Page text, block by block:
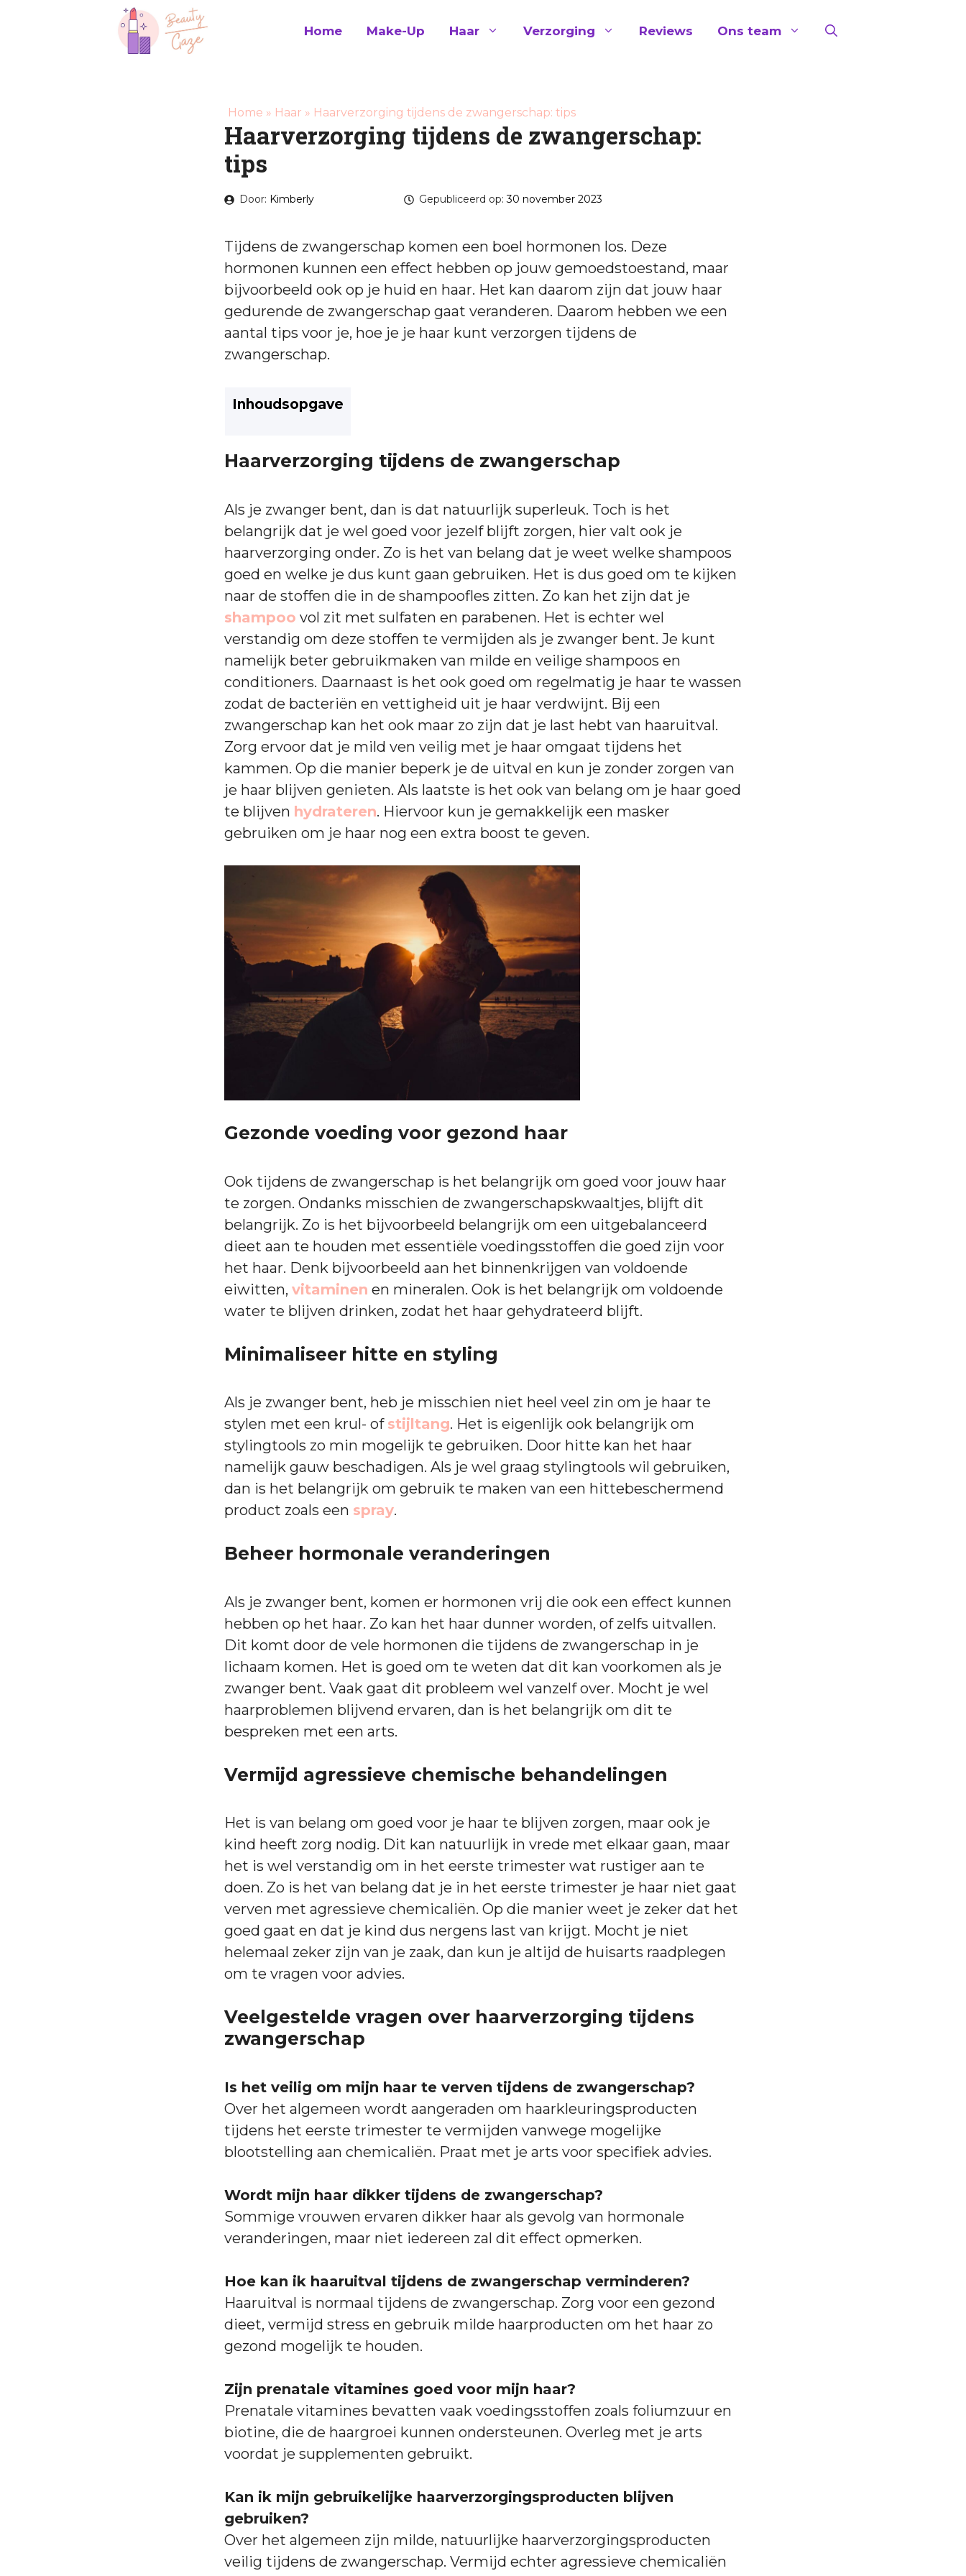
Home Make-Up Haar Verzorging Reviews Ons team
Home » Haar » Haarverzorging tijdens de zwangerschap: tips
Haarverzorging tijdens de zwangerschap:
tips
Door: Kimberly Gepubliceerd op:30 november 2023
Tijdens de zwangerschap komen een boel hormonen los. Deze
hormonen kunnen een effect hebben op jouw gemoedstoestand, maar
bijvoorbeeld ook op je huid en haar. Het kan daarom zijn dat jouw haar
gedurende de zwangerschap gaat veranderen. Daarom hebben we een
aantal tips voor je, hoe je je haar kunt verzorgen tijdens de
zwangerschap.
Inhoudsopgave
Haarverzorging tijdens de zwangerschap
Als je zwanger bent, dan is dat natuurlijk superleuk. Toch is het
belangrijk dat je wel goed voor jezelf blijft zorgen, hier valt ook je
haarverzorging onder. Zo is het van belang dat je weet welke shampoos
goed en welke je dus kunt gaan gebruiken. Het is dus goed om te kijken
naar de stoffen die in de shampoofles zitten. Zo kan het zijn dat je
shampoo vol zit met sulfaten en parabenen. Het is echter wel
verstandig om deze stoffen te vermijden als je zwanger bent. Je kunt
namelijk beter gebruikmaken van milde en veilige shampoos en
conditioners. Daarnaast is het ook goed om regelmatig je haar te wassen
zodat de bacteriën en vettigheid uit je haar verdwijnt. Bij een
zwangerschap kan het ook maar zo zijn dat je last hebt van haaruitval.
Zorg ervoor dat je mild ven veilig met je haar omgaat tijdens het
kammen. Op die manier beperk je de uitval en kun je zonder zorgen van
je haar blijven genieten. Als laatste is het ook van belang om je haar goed
te blijven hydrateren. Hiervoor kun je gemakkelijk een masker
gebruiken om je haar nog een extra boost te geven.
Gezonde voeding voor gezond haar
Ook tijdens de zwangerschap is het belangrijk om goed voor jouw haar
te zorgen. Ondanks misschien de zwangerschapskwaaltjes, blijft dit
belangrijk. Zo is het bijvoorbeeld belangrijk om een uitgebalanceerd
dieet aan te houden met essentiële voedingsstoffen die goed zijn voor
het haar. Denk bijvoorbeeld aan het binnenkrijgen van voldoende
eiwitten, vitaminen en mineralen. Ook is het belangrijk om voldoende
water te blijven drinken, zodat het haar gehydrateerd blijft.
Minimaliseer hitte en styling
Als je zwanger bent, heb je misschien niet heel veel zin om je haar te
stylen met een krul- of stijltang. Het is eigenlijk ook belangrijk om
stylingtools zo min mogelijk te gebruiken. Door hitte kan het haar
namelijk gauw beschadigen. Als je wel graag stylingtools wil gebruiken,
dan is het belangrijk om gebruik te maken van een hittebeschermend
product zoals een spray.
Beheer hormonale veranderingen
Als je zwanger bent, komen er hormonen vrij die ook een effect kunnen
hebben op het haar. Zo kan het haar dunner worden, of zelfs uitvallen.
Dit komt door de vele hormonen die tijdens de zwangerschap in je
lichaam komen. Het is goed om te weten dat dit kan voorkomen als je
zwanger bent. Vaak gaat dit probleem wel vanzelf over. Mocht je wel
haarproblemen blijvend ervaren, dan is het belangrijk om dit te
bespreken met een arts.
Vermijd agressieve chemische behandelingen
Het is van belang om goed voor je haar te blijven zorgen, maar ook je
kind heeft zorg nodig. Dit kan natuurlijk in vrede met elkaar gaan, maar
het is wel verstandig om in het eerste trimester wat rustiger aan te
doen. Zo is het van belang dat je in het eerste trimester je haar niet gaat
verven met agressieve chemicaliën. Op die manier weet je zeker dat het
goed gaat en dat je kind dus nergens last van krijgt. Mocht je niet
helemaal zeker zijn van je zaak, dan kun je altijd de huisarts raadplegen
om te vragen voor advies.
Veelgestelde vragen over haarverzorging tijdens
zwangerschap
Is het veilig om mijn haar te verven tijdens de zwangerschap?
Over het algemeen wordt aangeraden om haarkleuringsproducten
tijdens het eerste trimester te vermijden vanwege mogelijke
blootstelling aan chemicaliën. Praat met je arts voor specifiek advies.
Wordt mijn haar dikker tijdens de zwangerschap?
Sommige vrouwen ervaren dikker haar als gevolg van hormonale
veranderingen, maar niet iedereen zal dit effect opmerken.
Hoe kan ik haaruitval tijdens de zwangerschap verminderen?
Haaruitval is normaal tijdens de zwangerschap. Zorg voor een gezond
dieet, vermijd stress en gebruik milde haarproducten om het haar zo
gezond mogelijk te houden.
Zijn prenatale vitamines goed voor mijn haar?
Prenatale vitamines bevatten vaak voedingsstoffen zoals foliumzuur en
biotine, die de haargroei kunnen ondersteunen. Overleg met je arts
voordat je supplementen gebruikt.
Kan ik mijn gebruikelijke haarverzorgingsproducten blijven
gebruiken?
Over het algemeen zijn milde, natuurlijke haarverzorgingsproducten
veilig tijdens de zwangerschap. Vermijd echter agressieve chemicaliën